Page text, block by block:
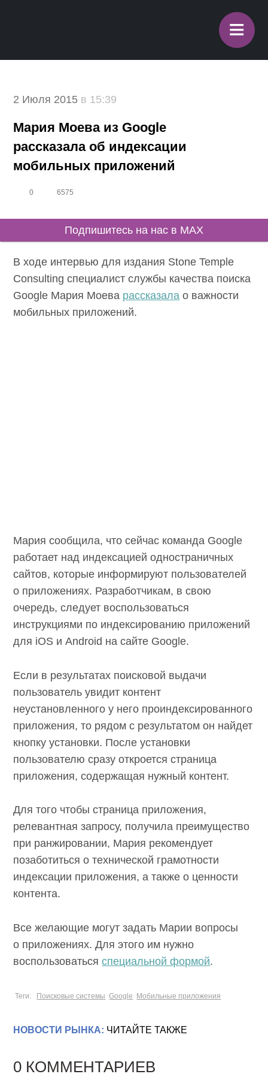
≡
2 Июля 2015 в 15:39
Мария Моева из Google
рассказала об индексации
мобильных приложений
0 6575
Подпишитесь на нас в MAX
В ходе интервью для издания Stone Temple
Consulting специалист службы качества поиска
Google Мария Моева рассказала о важности
мобильных приложений.
Мария сообщила, что сейчас команда Google
работает над индексацией одностраничных
сайтов, которые информируют пользователей
о приложениях. Разработчикам, в свою
очередь, следует воспользоваться
инструкциями по индексированию приложений
для iOS и Android на сайте Google.
Если в результатах поисковой выдачи
пользователь увидит контент
неустановленного у него проиндексированного
приложения, то рядом с результатом он найдет
кнопку установки. После установки
пользователю сразу откроется страница
приложения, содержащая нужный контент.
Для того чтобы страница приложения,
релевантная запросу, получила преимущество
при ранжировании, Мария рекомендует
позаботиться о технической грамотности
индексации приложения, а также о ценности
контента.
Все желающие могут задать Марии вопросы
о приложениях. Для этого им нужно
воспользоватьсяспециальной формой.
Теги: Поисковые системы Google Мобильные приложения
НОВОСТИ РЫНКА: ЧИТАЙТЕ ТАКЖЕ
0 КОММЕНТАРИЕВ